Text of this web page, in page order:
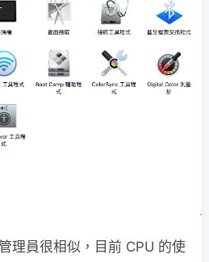
理員很相似，目前 CPU 的使